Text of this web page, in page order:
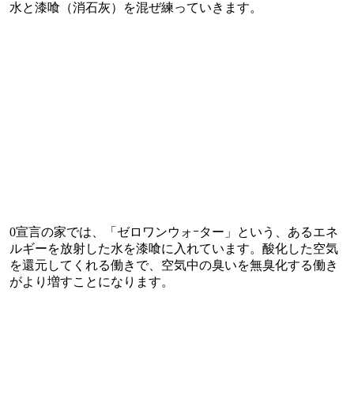
水と漆喰（消石灰）を混ぜ練っていきます。
0宣言の家では、「ゼロワンウォｰター」という、あるエネ
ルギーを放射した水を漆喰に入れています。酸化した空気
を還元してくれる働きで、空気中の臭いを無臭化する働き
がより増すことになります。